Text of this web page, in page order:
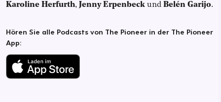
Karoline Herfurth, Jenny Erpenbeck und Belén Garijo.
Hören Sie alle Podcasts von The Pioneer in der The Pioneer
App: